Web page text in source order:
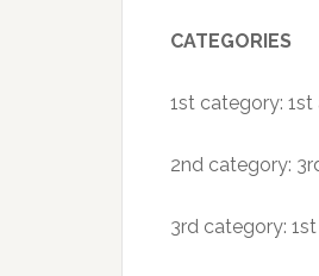
CATEGORIES
1st category: 1st
2nd category:
3rd category: